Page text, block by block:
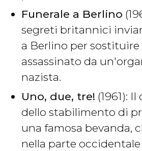
Funerale a Berlino
segreti britannici
a Berlino per sostituire
assassinato da
nazista.
Uno, due, tre! (1961):
dello stabilimento di
una famosa bevanda,
nella parte